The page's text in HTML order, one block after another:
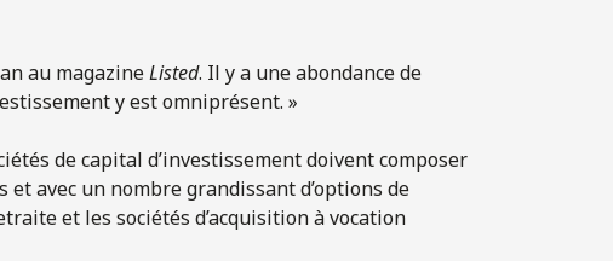
au magazineListed. Il y a une abondance de
y est omniprésent. »
de capital d’investissement doivent composer
avec un nombre grandissant d’options de
et les sociétés d’acquisition à vocation